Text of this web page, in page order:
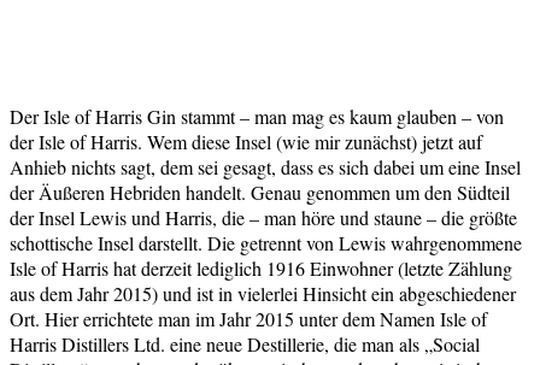
Der Isle of Harris Gin stammt – man mag es kaum glauben – von
der Isle of Harris. Wem diese Insel (wie mir zunächst) jetzt auf
Anhieb nichts sagt, dem sei gesagt, dass es sich dabei um eine Insel
der Äußeren Hebriden handelt. Genau genommen um den Südteil
der Insel Lewis und Harris, die – man höre und staune – die größte
schottische Insel darstellt. Die getrennt von Lewis wahrgenommene
Isle of Harris hat derzeit lediglich 1916 Einwohner (letzte Zählung
aus dem Jahr 2015) und ist in vielerlei Hinsicht ein abgeschiedener
Ort. Hier errichtete man im Jahr 2015 unter dem Namen Isle of
Harris Distillers Ltd. eine neue Destillerie, die man als „Social